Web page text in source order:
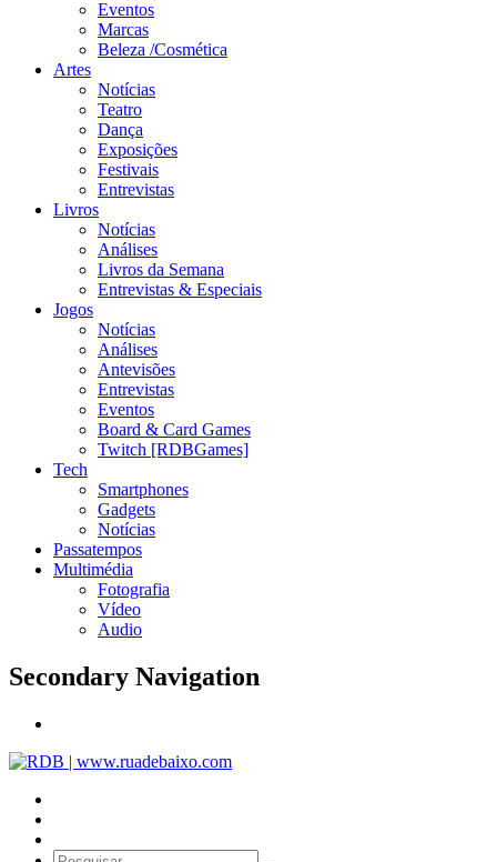
Eventos
Marcas
Beleza /Cosmética
Artes
Notícias
Teatro
Dança
Exposições
Festivais
Entrevistas
Livros
Notícias
Análises
Livros da Semana
Entrevistas & Especiais
Jogos
Notícias
Análises
Antevisões
Entrevistas
Eventos
Board & Card Games
Twitch [RDBGames]
Tech
Smartphones
Gadgets
Notícias
Passatempos
Multimédia
Fotografia
Vídeo
Audio
Secondary Navigation